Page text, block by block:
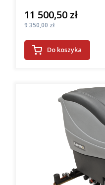
Cena
11 500,50 zł
Cena
9 350,00 zł
Do koszyka